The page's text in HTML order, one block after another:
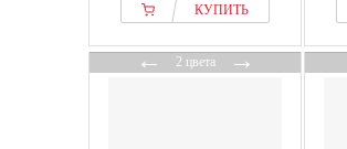
КУПИТЬ
←2 цвета→